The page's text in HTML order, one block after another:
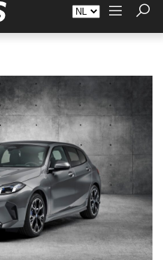
Over Carnews.nl Contact